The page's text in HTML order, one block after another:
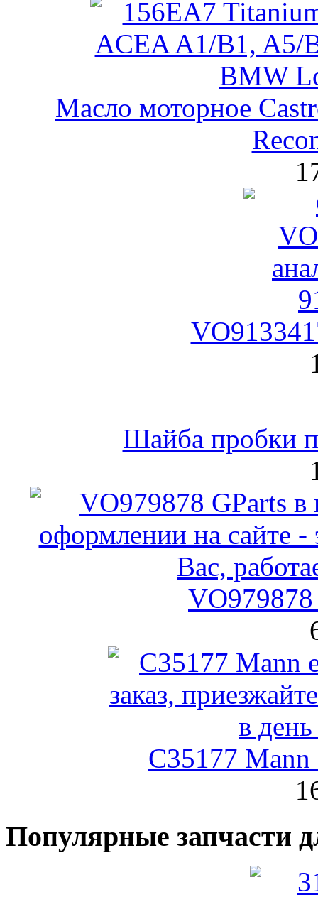
Масло моторное
Шайба пробки
VO979878
C35177
Популярные запчасти